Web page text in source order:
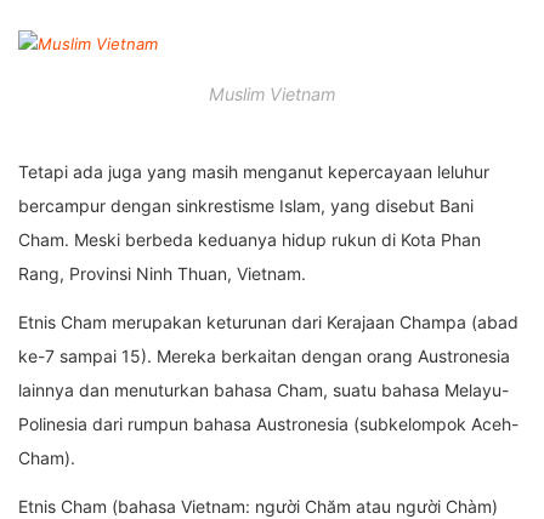
Muslim Vietnam
Tetapi ada juga yang masih menganut kepercayaan leluhur
bercampur dengan sinkrestisme Islam, yang disebut Bani
Cham. Meski berbeda keduanya hidup rukun di Kota Phan
Rang, Provinsi Ninh Thuan, Vietnam.
Etnis Cham merupakan keturunan dari Kerajaan Champa (abad
ke-7 sampai 15). Mereka berkaitan dengan orang Austronesia
lainnya dan menuturkan bahasa Cham, suatu bahasa Melayu-
Polinesia dari rumpun bahasa Austronesia (subkelompok Aceh-
Cham).
Etnis Cham (bahasa Vietnam: người Chăm atau người Chàm)